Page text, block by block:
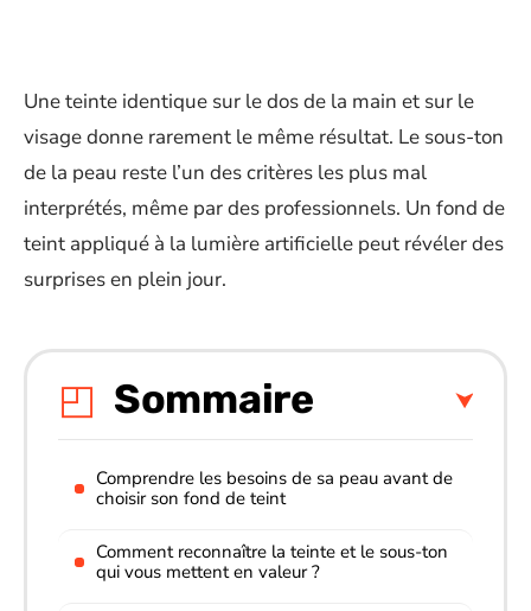
Une teinte identique sur le dos de la main et sur le
visage donne rarement le même résultat. Le sous-ton
de la peau reste l’un des critères les plus mal
interprétés, même par des professionnels. Un fond de
teint appliqué à la lumière artificielle peut révéler des
surprises en plein jour.
Sommaire
Comprendre les besoins de sa peau avant de
choisir son fond de teint
Comment reconnaître la teinte et le sous-ton
qui vous mettent en valeur ?